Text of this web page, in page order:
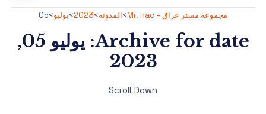
مجموعة مستر عراق - Mr. Iraq >المدونة>
2023
>يوليو>
05
Archive for date: يوليو 05,
2023
Scroll Down